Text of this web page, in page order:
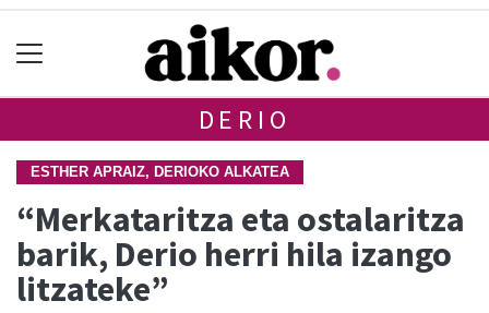
DERIO
ESTHER APRAIZ, DERIOKO ALKATEA
“Merkataritza eta ostalaritza
barik, Derio herri hila izango
litzateke”